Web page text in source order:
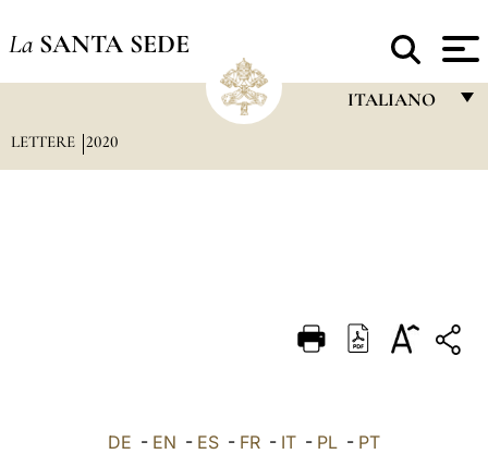
La SANTA SEDE
ITALIANO
DEUTSCH
العربيّة
LETTERE 2020
DE - EN - ES - FR - IT - PL - PT